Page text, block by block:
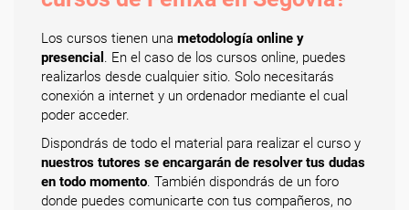
Los cursos tienen una metodología online y
presencial . En el caso de los cursos online, puedes
realizarlos desde cualquier sitio. Solo necesitarás
conexión a internet y un ordenador mediante el cual
poder acceder.
Dispondrás de todo el material para realizar el curso y
nuestros tutores se encargarán de resolver tus dudas
en todo momento. También dispondrás de un foro
donde puedes comunicarte con tus compañeros, no